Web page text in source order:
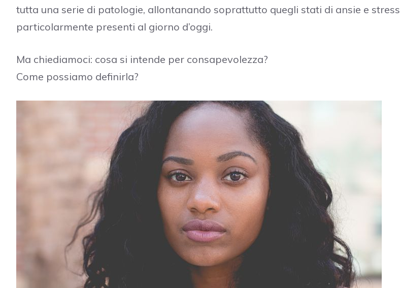
tutta una serie di patologie, allontanando soprattutto quegli stati di ansie e stress
particolarmente presenti al giorno d’oggi.
Ma chiediamoci: cosa si intende per consapevolezza?
Come possiamo definirla?